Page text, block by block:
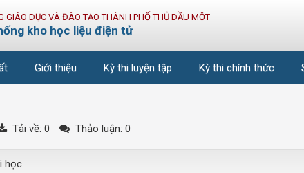
GIÁO DỤC VÀ ĐÀO TẠO THÀNH PHỐ THỦ DẦU MỘT
kho học liệu điện tử
Giới thiệu Kỳ thi luyện tập Kỳ thi chính thức
Tải về: 0 Thảo luận: 0
học